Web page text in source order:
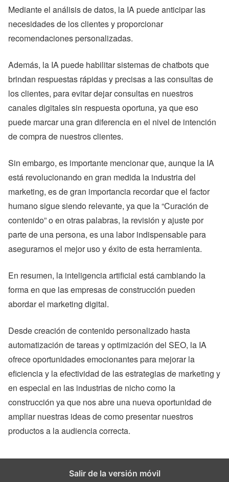
Mediante el análisis de datos, la IA puede anticipar las
necesidades de los clientes y proporcionar
recomendaciones personalizadas.
Además, la IA puede habilitar sistemas de chatbots que
brindan respuestas rápidas y precisas a las consultas de
los clientes, para evitar dejar consultas en nuestros
canales digitales sin respuesta oportuna, ya que eso
puede marcar una gran diferencia en el nivel de intención
de compra de nuestros clientes.
Sin embargo, es importante mencionar que, aunque la IA
está revolucionando en gran medida la industria del
marketing, es de gran importancia recordar que el factor
humano sigue siendo relevante, ya que la “Curación de
contenido” o en otras palabras, la revisión y ajuste por
parte de una persona, es una labor indispensable para
asegurarnos el mejor uso y éxito de esta herramienta.
En resumen, la inteligencia artificial está cambiando la
forma en que las empresas de construcción pueden
abordar el marketing digital.
Desde creación de contenido personalizado hasta
automatización de tareas y optimización del SEO, la IA
ofrece oportunidades emocionantes para mejorar la
eficiencia y la efectividad de las estrategias de marketing y
en especial en las industrias de nicho como la
construcción ya que nos abre una nueva oportunidad de
ampliar nuestras ideas de como presentar nuestros
productos a la audiencia correcta.
Salir de la versión móvil